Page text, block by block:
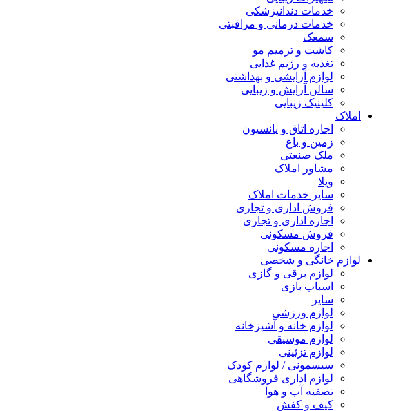
خدمات دندانپزشکی
خدمات درمانی و مراقبتی
سمعک
کاشت و ترمیم مو
تغذیه و رژیم غذایی
لوازم آرایشی و بهداشتی
سالن آرایش و زیبایی
کلینیک زیبایی
املاک
اجاره اتاق و پانسیون
زمین و باغ
ملک صنعتی
مشاور املاک
ویلا
سایر خدمات املاک
فروش اداری و تجاری
اجاره اداری و تجاری
فروش مسکونی
اجاره مسکونی
لوازم خانگی و شخصی
لوازم برقی و گازی
اسباب بازی
سایر
لوازم ورزشی
لوازم خانه و آشپزخانه
لوازم موسیقی
لوازم تزئینی
سیسمونی / لوازم کودک
لوازم اداری فروشگاهی
تصفیه آب و هوا
کیف و کفش